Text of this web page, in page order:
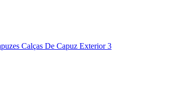
Calças De Capuz Exterior 3